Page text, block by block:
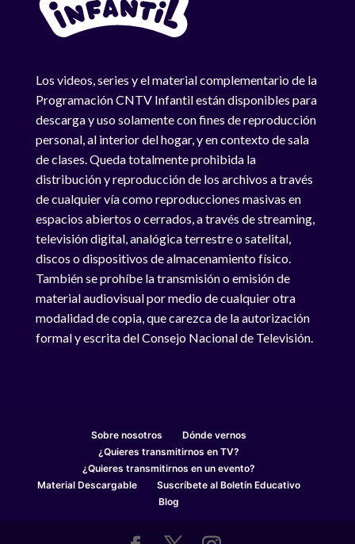
Los videos, series y el material complementario de la
Programación CNTV Infantil están disponibles para
descarga y uso solamente con fines de reproducción
personal, al interior del hogar, y en contexto de sala
de clases. Queda totalmente prohibida la
distribución y reproducción de los archivos a través
de cualquier vía como reproducciones masivas en
espacios abiertos o cerrados, a través de streaming,
televisión digital, analógica terrestre o satelital,
discos o dispositivos de almacenamiento físico.
También se prohíbe la transmisión o emisión de
material audiovisual por medio de cualquier otra
modalidad de copia, que carezca de la autorización
formal y escrita del Consejo Nacional de Televisión.
Sobre nosotros
Dónde vernos
¿Quieres transmitirnos en TV?
¿Quieres transmitirnos en un evento?
Material Descargable
Suscríbete al Boletín Educativo
Blog